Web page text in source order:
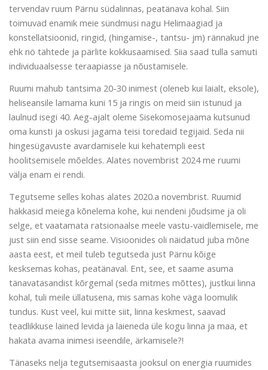
tervendav ruum Pärnu südalinnas, peatänava kohal. Siin
toimuvad enamik meie sündmusi nagu Helimaagiad ja
konstellatsioonid, ringid, (hingamise-, tantsu- jm) rännakud jne
ehk nö tähtede ja pärlite kokkusaamised. Siia saad tulla samuti
individuaalsesse teraapiasse ja nõustamisele.
Ruumi mahub tantsima 20-30 inimest (oleneb kui laialt, eksole),
heliseansile lamama kuni 15 ja ringis on meid siin istunud ja
laulnud isegi 40. Aeg-ajalt oleme Sisekomosejaama kutsunud
oma kunsti ja oskusi jagama teisi toredaid tegijaid. Seda nii
hingesügavuste avardamisele kui kehatempli eest
hoolitsemisele mõeldes. Alates novembrist 2024 me ruumi
välja enam ei rendi.
Tegutseme selles kohas alates 2020.a novembrist. Ruumid
hakkasid meiega kõnelema kohe, kui nendeni jõudsime ja oli
selge, et vaatamata ratsionaalse meele vastu-vaidlemisele, me
just siin end sisse seame. Visioonides oli näidatud juba mõne
aasta eest, et meil tuleb tegutseda just Pärnu kõige
kesksemas kohas, peatänaval. Ent, see, et saame asuma
tänavatasandist kõrgemal (seda mitmes mõttes), justkui linna
kohal, tuli meile üllatusena, mis samas kohe väga loomulik
tundus. Kust veel, kui mitte siit, linna keskmest, saavad
teadlikkuse lained levida ja laieneda üle kogu linna ja maa, et
hakata avama inimesi iseendile, ärkamisele?!
Tänaseks nelja tegutsemisaasta jooksul on energia ruumides